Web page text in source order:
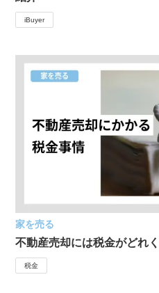
iBuyer
家を売る
不動産売却には税金がどれ
税金